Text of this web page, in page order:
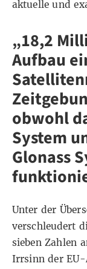
aktuelle und
„18,2
Aufbau
obwohl
System
Glonass
Unter der
verschleudert
sieben Zahlen
Irrsinn der EU-